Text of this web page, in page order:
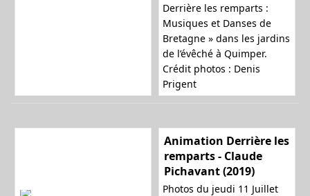
Derrière les remparts :
Musiques et Danses de
Bretagne » dans les jardins
de l’évêché à Quimper.
Crédit photos : Denis
Prigent
Animation Derrière les
remparts - Claude
Pichavant (2019)
Photos du jeudi 11 Juillet